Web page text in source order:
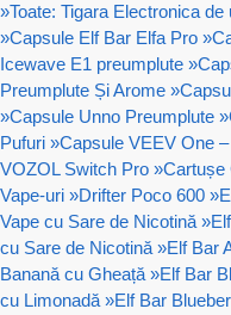
»Toate: Tigara Electronica de
»Capsule Elf Bar Elfa Pro »
Icewave E1 preumplute »
Preumplute Și Arome »
»Capsule Unno Preumplute »
Pufuri »Capsule VEEV One
VOZOL Switch Pro »Cartușe
Vape-uri »Drifter Poco 600 »
Vape cu Sare de Nicotină »
cu Sare de Nicotină »Elf Bar
Banană cu Gheață »Elf Bar
cu Limonadă »Elf Bar